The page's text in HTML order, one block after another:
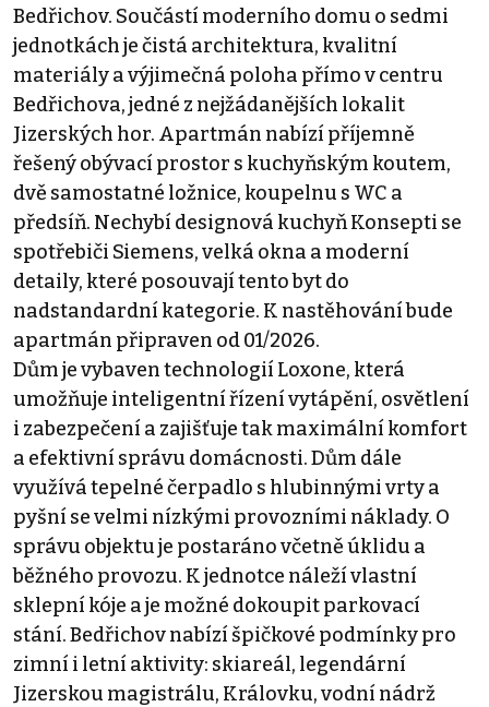
Bedřichov. Součástí moderního domu o sedmi
jednotkách je čistá architektura, kvalitní
materiály a výjimečná poloha přímo v centru
Bedřichova, jedné z nejžádanějších lokalit
Jizerských hor. Apartmán nabízí příjemně
řešený obývací prostor s kuchyňským koutem,
dvě samostatné ložnice, koupelnu s WC a
předsíň. Nechybí designová kuchyň Konsepti se
spotřebiči Siemens, velká okna a moderní
detaily, které posouvají tento byt do
nadstandardní kategorie. K nastěhování bude
apartmán připraven od 01/2026.
Dům je vybaven technologií Loxone, která
umožňuje inteligentní řízení vytápění, osvětlení
i zabezpečení a zajišťuje tak maximální komfort
a efektivní správu domácnosti. Dům dále
využívá tepelné čerpadlo s hlubinnými vrty a
pyšní se velmi nízkými provozními náklady. O
správu objektu je postaráno včetně úklidu a
běžného provozu. K jednotce náleží vlastní
sklepní kóje a je možné dokoupit parkovací
stání. Bedřichov nabízí špičkové podmínky pro
zimní i letní aktivity: skiareál, legendární
Jizerskou magistrálu, Královku, vodní nádrž